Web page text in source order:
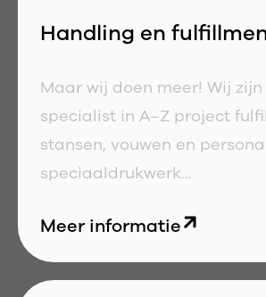
Handling en
Maar wij doen meer! Wij
specialist in A–Z project
stansen, vouwen en
speciaaldrukwerk...
Meer informatie